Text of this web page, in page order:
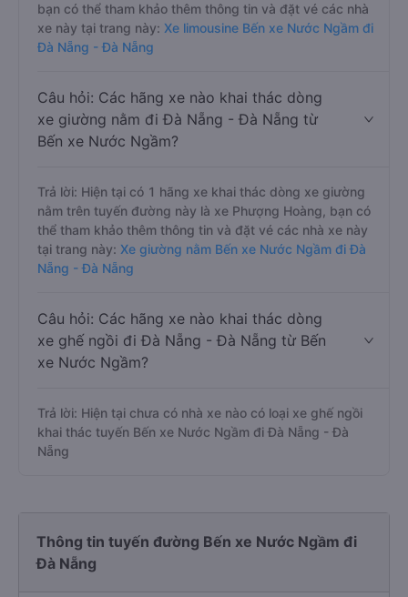
bạn có thể tham khảo thêm thông tin và đặt vé các nhà
xe này tại trang này: Xe limousine Bến xe Nước Ngầm đi
Đà Nẵng - Đà Nẵng
Câu hỏi: Các hãng xe nào khai thác dòng
xe giường nằm đi Đà Nẵng - Đà Nẵng từ
Bến xe Nước Ngầm?
Trả lời: Hiện tại có 1 hãng xe khai thác dòng xe giường
nằm trên tuyến đường này là xe Phượng Hoàng, bạn có
thể tham khảo thêm thông tin và đặt vé các nhà xe này
tại trang này: Xe giường nằm Bến xe Nước Ngầm đi Đà
Nẵng - Đà Nẵng
Câu hỏi: Các hãng xe nào khai thác dòng
xe ghế ngồi đi Đà Nẵng - Đà Nẵng từ Bến
xe Nước Ngầm?
Trả lời: Hiện tại chưa có nhà xe nào có loại xe ghế ngồi
khai thác tuyến Bến xe Nước Ngầm đi Đà Nẵng - Đà
Nẵng
Thông tin tuyến đường Bến xe Nước Ngầm đi
Đà Nẵng